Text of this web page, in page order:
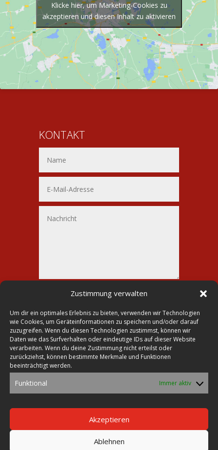
Zustimmung verwalten
Um dir ein optimales Erlebnis zu bieten, verwenden wir Technologien
wie Cookies, um Geräteinformationen zu speichern und/oder darauf
zuzugreifen. Wenn du diesen Technologien zustimmst, können wir
Daten wie das Surfverhalten oder eindeutige IDs auf dieser Website
verarbeiten. Wenn du deine Zustimmung nicht erteilst oder
zurückziehst, können bestimmte Merkmale und Funktionen
beeinträchtigt werden.
Funktional Immer aktiv
Akzeptieren
Ablehnen
Klicke hier, um Marketing-Cookies zu
akzeptieren und diesen Inhalt zu aktivieren
KONTAKT
6 + 5= Senden
 Druckerei Lohmann

Markt 23
39435 Egeln
 satz@druckerei-lohmann.de